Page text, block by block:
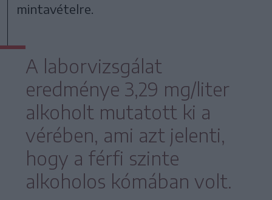
mintavételre.
A laborvizsgálat
eredménye 3,29 mg/liter
alkoholt mutatott ki a
vérében, ami azt jelenti,
hogy a férfi szinte
alkoholos kómában volt.